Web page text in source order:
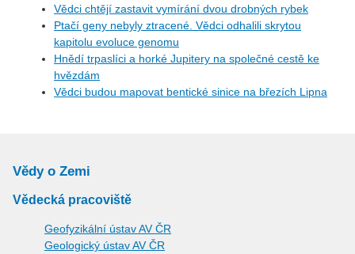
Vědci chtějí zastavit vymírání dvou drobných rybek
Ptačí geny nebyly ztracené. Vědci odhalili skrytou
kapitolu evoluce genomu
Hnědí trpaslíci a horké Jupitery na společné cestě ke
hvězdám
Vědci budou mapovat bentické sinice na březích Lipna
Vědy o Zemi
Vědecká pracoviště
Geofyzikální ústav AV ČR
Geologický ústav AV ČR